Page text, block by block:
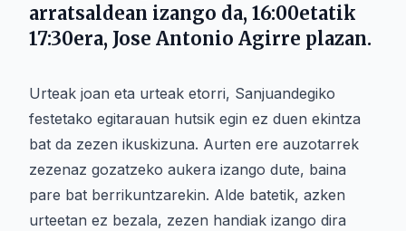
arratsaldean izango da, 16:00etatik
17:30era, Jose Antonio Agirre plazan.
Urteak joan eta urteak etorri, Sanjuandegiko
festetako egitarauan hutsik egin ez duen ekintza
bat da zezen ikuskizuna. Aurten ere auzotarrek
zezenaz gozatzeko aukera izango dute, baina
pare bat berrikuntzarekin. Alde batetik, azken
urteetan ez bezala, zezen handiak izango dira